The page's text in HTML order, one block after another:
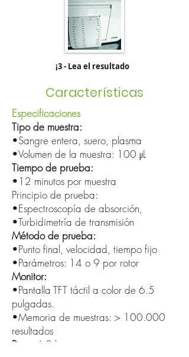
Características
¡3 - Lea el resultado
Especificaciones
Tipo de muestra:
•Sangre entera, suero, plasma
•Volumen de la muestra: 100 μL
Tiempo de prueba:
•12 minutos por muestra
Principio de prueba:
•Espectroscopía de absorción,
•Turbidimetría de transmisión
Método de prueba:
•Punto final, velocidad, tiempo fijo
•Parámetros: 14 o 9 por rotor
Monitor:
•Pantalla TFT táctil a color de 6.5
pulgadas.
•Memoria de muestras: > 100.000
resultados
Peso:
4.2 kg